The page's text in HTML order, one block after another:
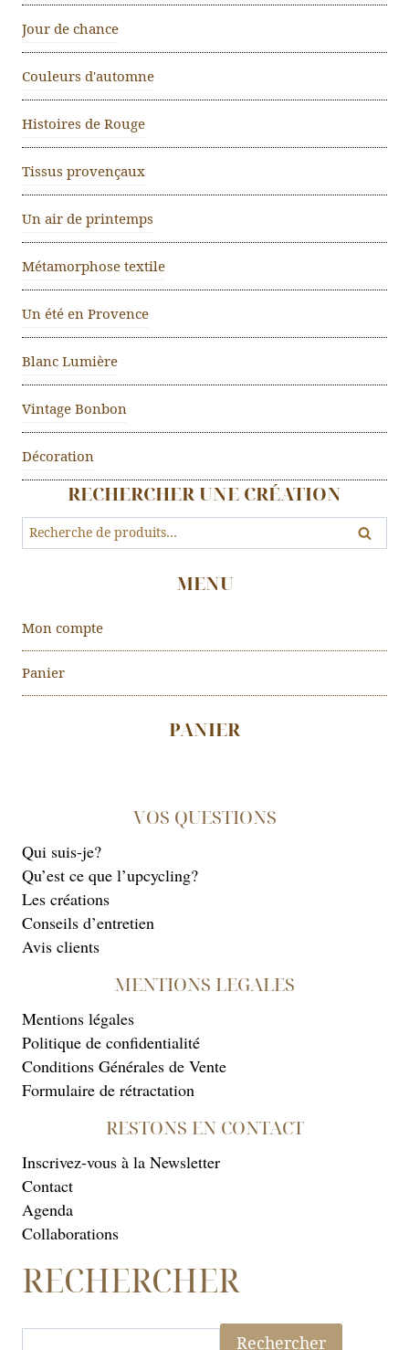
Jour de chance
Couleurs d'automne
Histoires de Rouge
Tissus provençaux
Un air de printemps
Métamorphose textile
Un été en Provence
Blanc Lumière
Vintage Bonbon
Décoration
RECHERCHER UNE CRÉATION
MENU
Mon compte
Panier
PANIER
VOS QUESTIONS
Qui suis-je?
Qu’est ce que l’upcycling?
Les créations
Conseils d’entretien
Avis clients
MENTIONS LEGALES
Mentions légales
Politique de confidentialité
Conditions Générales de Vente
Formulaire de rétractation
RESTONS EN CONTACT
Inscrivez-vous à la Newsletter
Contact
Agenda
Collaborations
RECHERCHER
Rechercher